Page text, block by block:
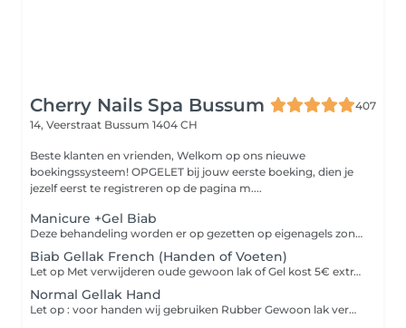
Cherry Nails Spa Bussum
407
14, Veerstraat Bussum 1404 CH
Beste klanten en vrienden, Welkom op ons nieuwe
boekingssysteem! OPGELET bij jouw eerste boeking, dien je
jezelf eerst te registreren op de pagina m....
Manicure +Gel Biab
Deze behandeling worden er op gezetten op eigenagels zonder verlengen 1__Deze behandeling kan alleen toegepast worden op de eigen nagel en niet op een nagelverlenging. 2__Bij dunne nagels beschadigen gellak en BIAB sneller. Houd uw nagels kort voor een beter resultaat!
Biab Gellak French (Handen of Voeten)
Let op Met verwijderen oude gewoon lak of Gel kost 5€ extra 1__Deze behandeling kan alleen toegepast worden op de eigen nagel en niet op een nagelverlenging. 2__Bij dunne nagels beschadigen gellak en BIAB sneller. Houd uw nagels kort voor een beter resultaat!
Normal Gellak Hand
Let op : voor handen wij gebruiken Rubber Gewoon lak verwijderen bij ons kost 5€ extra 1__Deze behandeling kan alleen toegepast worden op de eigen nagel en niet op een nagelverlenging. 2__Bij dunne nagels beschadigen gellak en BIAB sneller. Houd uw nagels kort voor een beter resultaat!